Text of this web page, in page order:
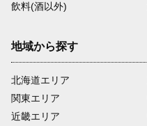
飲料(酒以外)
地域から探す
北海道エリア
関東エリア
近畿エリア